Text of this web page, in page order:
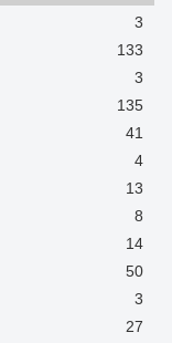
3
133
3
135
41
4
13
8
14
50
3
27